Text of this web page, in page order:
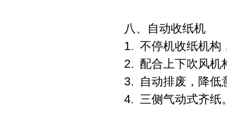
八、自动收纸机
1. 不停机收纸机构
2. 配合上下吹风机
3.
自动排废，降低
4. 三侧气动式齐纸